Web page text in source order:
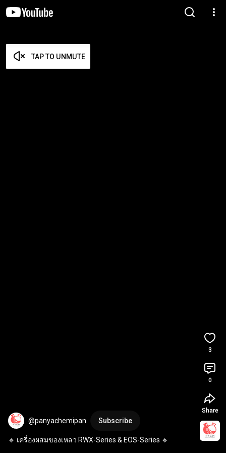
TAP TO UNMUTE
@panyachemipan Subscribe
🔹 เครื่องผสมของเหลว RWX-Series & EOS-Series 🔹
3
0
Share